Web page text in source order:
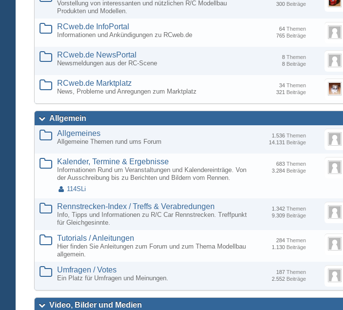
Vorstellung von interessanten und nützlichen R/C Modellbau
Produkten und Modellen.
Beiträge
300
RCweb.de InfoPortal
Informationen und Ankündigungen zu RCweb.de
Themen
64
Beiträge
765
RCweb.de NewsPortal
Newsmeldungen aus der RC-Scene
Themen
8
Beiträge
8
RCweb.de Marktplatz
News, Probleme und Anregungen zum Marktplatz
Themen
34
Beiträge
321
Allgemein
Allgemeines
Allgemeine Themen rund ums Forum
Themen
1.536
Beiträge
14.131
Kalender, Termine & Ergebnisse
Informationen Rund um Veranstaltungen und Kalendereinträge. Von
der Ausschreibung bis zu Berichten und Bildern vom Rennen.
Themen
683
Beiträge
3.284
114SLi
Rennstrecken-Index / Treffs & Verabredungen
Info, Tipps und Informationen zu R/C Car Rennstrecken. Treffpunkt
für Gleichgesinnte.
Themen
1.342
Beiträge
9.309
Tutorials / Anleitungen
Hier finden Sie Anleitungen zum Forum und zum Thema Modellbau
allgemein.
Themen
284
Beiträge
1.130
Umfragen / Votes
Ein Platz für Umfragen und Meinungen.
Themen
187
Beiträge
2.552
Video, Bilder und Medien